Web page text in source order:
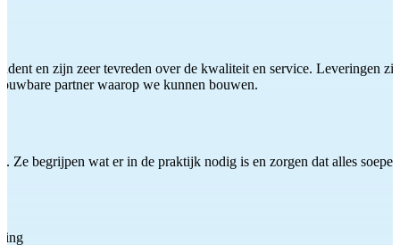
en zijn zeer tevreden over de kwaliteit en service. Leveringen
partner waarop we kunnen bouwen.
Ze begrijpen wat er in de praktijk nodig is en zorgen dat alles